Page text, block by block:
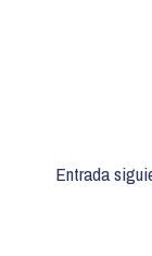
Entrada